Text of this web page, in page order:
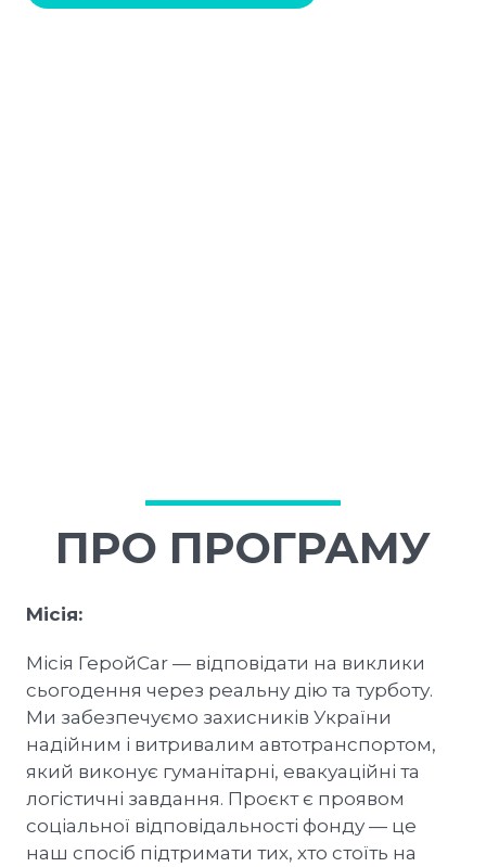
ПРО ПРОГРАМУ
Місія:
Місія ГеройCar — відповідати на виклики
сьогодення через реальну дію та турботу.
Ми забезпечуємо захисників України
надійним і витривалим автотранспортом,
який виконує гуманітарні, евакуаційні та
логістичні завдання. Проєкт є проявом
соціальної відповідальності фонду — це
наш спосіб підтримати тих, хто стоїть на